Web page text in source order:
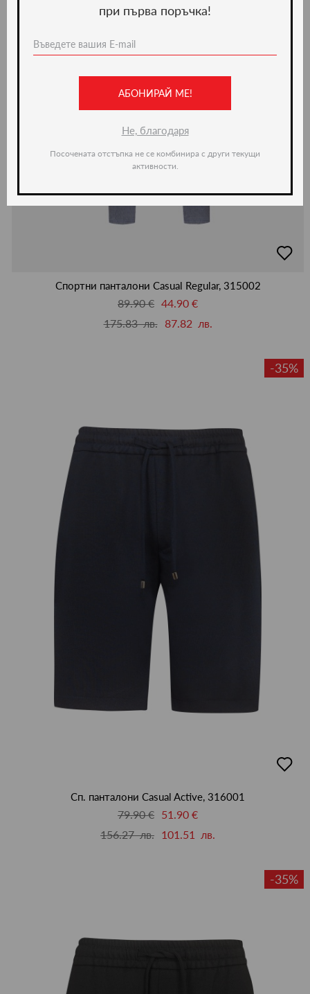
в
Спортни панталони Casual Regular, 315002
89.90 € 44.90 €
175.83 лв.
87.82 лв.
-35%
в
Сп. панталони Casual Active, 316001
79.90 € 51.90 €
156.27 лв. 101.51 лв.
-35%
при първа поръчка!
АБОНИРАЙ МЕ!
Не, благодаря
Посочената отстъпка не се комбинира с други текущи
активности.